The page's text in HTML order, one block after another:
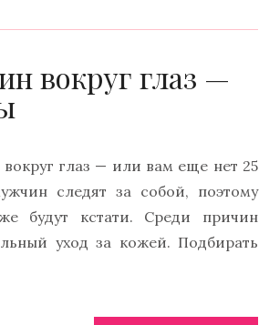
вокруг глаз —
глаз — или вам еще нет 25
следят за собой, поэтому
будут кстати. Среди причин
уход за кожей. Подбирать